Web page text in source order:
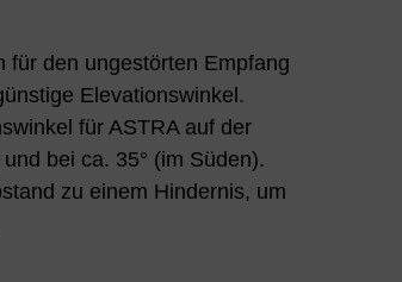
für den ungestörten Empfang
Elevationswinkel.
für ASTRA auf der
bei ca. 35° (im Süden).
zu einem Hindernis, um